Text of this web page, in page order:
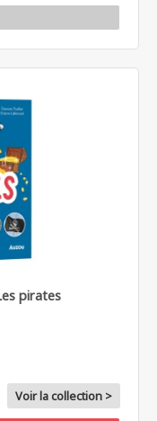
pirates
Voir la collection >